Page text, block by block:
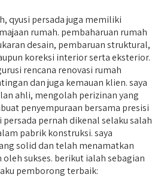
qyusi persada juga memiliki
rumah. pembaharuan rumah
desain, pembaruan struktural,
koreksi interior serta eksterior.
rencana renovasi rumah
dan juga kemauan klien. saya
ahli, mengolah perizinan yang
penyempuraan bersama presisi
pernah dikenal selaku salah
pabrik konstruksi. saya
solid dan telah menamatkan
sukses. berikut ialah sebagian
pemborong terbaik: